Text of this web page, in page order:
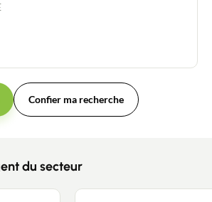
Confier ma recherche
du secteur